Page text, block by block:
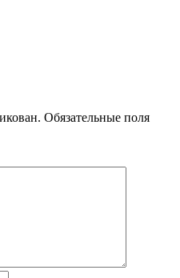
Обязательные поля